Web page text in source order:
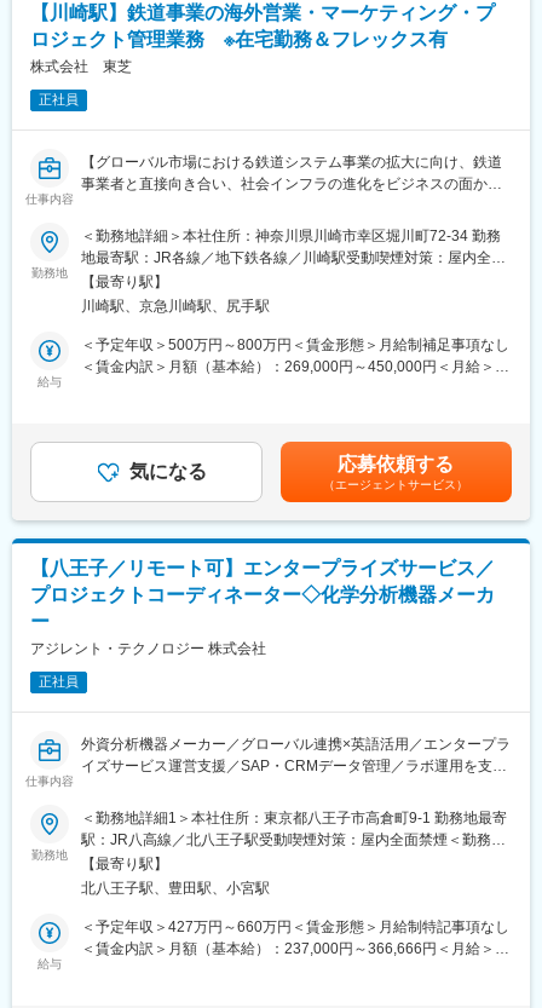
・データセンター構築PJの初期フェーズにおいて、基本計画策定
や設計コンサル業務
・受注後、システム構築に向けた社内外の取りまとめ及びJOB進
捗管理
・日々進化するデータセンターの最新情報を収集、提案・設計か
ら技術戦略の策定に参画
■やりがい／魅力：
データセンター事業に係る全社横断活動を牽引し、経営トップ層
る事で、エネルギー・インフラ・デジタル各分野における多種多
様な業務を経験する事ができますす。
■フレキシブルな働き方：
■当社特徴：
を上げて変化を続け、人口増加や情報通信技術の発達、資源・エ
ネルギー問題やや気候変動、環境問題など、様々な課題が顕在
化、複雑化しています。
当社はこのような変化に対応し、社会の発展に貢献するため「社
会インフラ」「エネルギー」「電子デバイス」「デジタルソリュ
ーション」を注力事業領域として、世界規模での競争に勝ち抜け
る事業構造への変革に取り組んでいます。
【川崎駅】鉄道事業の海外営業・マーケティング・プ
ロジェクト管理業務 ※在宅勤務＆フレックス有
株式会社 東芝
正社員
仕事内容
【グローバル市場における鉄道システム事業の拡大に向け、鉄道
事業者と直接向き合い、社会インフラの進化をビジネスの面から
■背景：
グローバルで市場環境が大きく変化する中、鉄道事業者は、より
安心・安全で持続可能な鉄道インフラの実現に向けて、大きな変
革に取り組んでいます。125年にわたり鉄道システム事業を展開
してきた当社は、これまで培ってきた技術と実績を強みに、こう
した変革を最前線で支え、鉄道インフラの未来を共に創り上げて
ーバルに広がる鉄道事業の成長を牽引していただくことを期待し
ています。
業として以下の業務を担って頂きます。
【具体的には】
渉、契約締結まで一貫して担当)
・市場動向分析および顧客ニーズの把握／情報収集を通じた事業
戦略の立案
また、東芝グループの幅広い技術／リソースを活用したソリュー
ション提案や、お客様との共創による新たな事業領域の創出にも
取り組んで頂きます。
フレックスと在宅勤務を組み合わせて、柔軟な働き方が可能で
す。
勤務地
＜勤務地詳細＞本社住所：神奈川県川崎市幸区堀川町72-34 勤務
地最寄駅：JR各線／地下鉄各線／川崎駅受動喫煙対策：屋内全面
禁煙変更の範囲：会社の定める事業所
【最寄り駅】
川崎駅、京急川崎駅、尻手駅
給与
＜予定年収＞500万円～800万円＜賃金形態＞月給制補足事項なし
＜賃金内訳＞月額（基本給）：269,000円～450,000円＜月給＞
1回■賞与：年2回（7月・12月）※業績連動型となります。賃金は
あくまでも目安の金額であり、選考を通じて上下する可能性があ
ります。月給(月額)は固定手当を含めた表記です。
気になる 応募依頼する
（エージェントサービス）
【八王子／リモート可】エンタープライズサービス／
プロジェクトコーディネーター◇化学分析機器メーカ
ー
アジレント・テクノロジー 株式会社
正社員
仕事内容
外資分析機器メーカー／グローバル連携×英語活用／エンタープラ
イズサービス運営支援／SAP・CRMデータ管理／ラボ運用を支え
ート可
■業務内容：
弊社エンタープライズサービス（ラボ運用の包括的なサポートサ
ービス）の実行に関わる事務業務です。
エンタープライズサービスはこちら：
https://www.agilent.com/Library/brochures/low_5991-
勤務地
＜勤務地詳細1＞本社住所：東京都八王子市高倉町9-1 勤務地最寄
駅：JR八高線／北八王子駅受動喫煙対策：屋内全面禁煙＜勤務地
詳細2＞顧客先（東京都・神奈川県）住所：東京都 受動喫煙対
策：屋内全面禁煙変更の範囲：会社の定める事業所（リモートワ
【最寄り駅】
北八王子駅、豊田駅、小宮駅
給与
＜予定年収＞427万円～660万円＜賃金形態＞月給制特記事項なし
＜賃金内訳＞月額（基本給）：237,000円～366,666円＜月給＞